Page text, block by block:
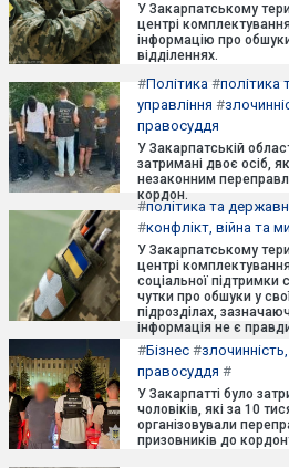
У Закарпатському
центрі
інформацію про
відділеннях.
#Політика #політика
управління #
правосуддя
У Закарпатській
затримані двоє осіб,
незаконним
кордон.
#політика та
#конфлікт, війна та
У Закарпатському
центрі
соціальної підтримки
чутки про обшуки у
підрозділах,
інформація не є
#Бізнес #
правосуддя #
У Закарпатті було
чоловіків, які за 10
організовували
призовників до